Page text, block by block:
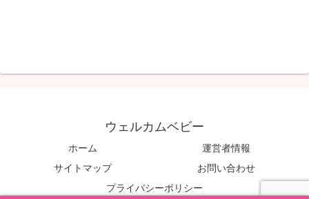
ウェルカムベビー
ホーム
運営者情報
サイトマップ
お問い合わせ
プライバシーポリシー